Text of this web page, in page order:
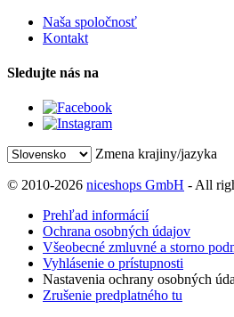
Naša spoločnosť
Kontakt
Sledujte nás na
Zmena krajiny/jazyka
© 2010-2026 niceshops GmbH - All
Prehľad informácií
Ochrana osobných údajov
Všeobecné zmluvné a storno
Vyhlásenie o prístupnosti
Nastavenia ochrany osobných
Zrušenie predplatného tu